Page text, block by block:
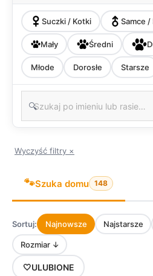
Suczki / Kotki Samce /
Mały Średni
Młode Dorosłe Starsze
🔍
Wyczyść filtry ×
🐾Szuka domu 148
Sortuj: Najnowsze Najstarsze
Rozmiar ↓
🤍ULUBIONE